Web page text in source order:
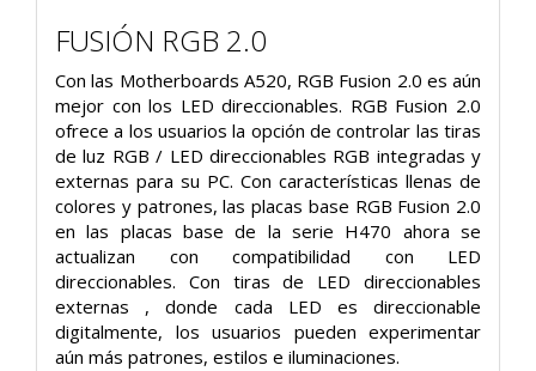
FUSIÓN RGB 2.0
Con las Motherboards A520, RGB Fusion 2.0 es aún
mejor con los LED direccionables. RGB Fusion 2.0
ofrece a los usuarios la opción de controlar las tiras
de luz RGB / LED direccionables RGB integradas y
externas para su PC. Con características llenas de
colores y patrones, las placas base RGB Fusion 2.0
en las placas base de la serie H470 ahora se
actualizan con compatibilidad con LED
direccionables. Con tiras de LED direccionables
externas , donde cada LED es direccionable
digitalmente, los usuarios pueden experimentar
aún más patrones, estilos e iluminaciones.